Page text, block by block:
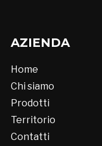
AZIENDA
Home
Chi siamo
Prodotti
Territorio
Contatti